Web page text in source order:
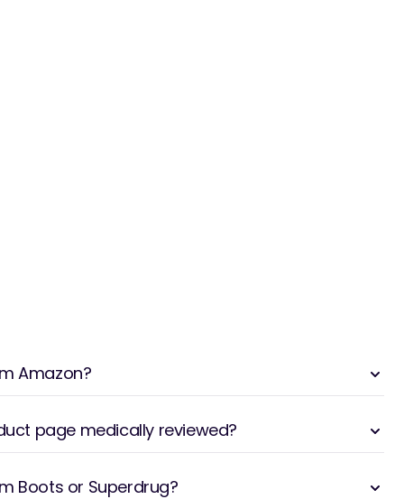
Amazon?
page medically reviewed?
Boots or Superdrug?